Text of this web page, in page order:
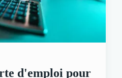
d'emploi pour